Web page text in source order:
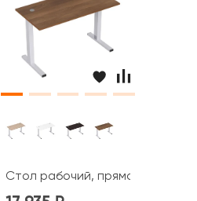
с кабель-каналом
Стол рабочий, прямолинейный